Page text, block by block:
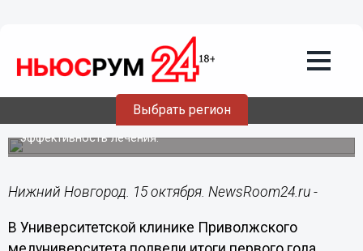
Выбрать регион
Новые скрининги по выявлению
злокачественных опухолей кожи
появятся в ПИМУ.
Ранняя диагностика опухолей кожи повышает
эффективность лечения.
Нижний Новгород. 15 октября. NewsRoom24.ru -
В Университетской клинике Приволжского